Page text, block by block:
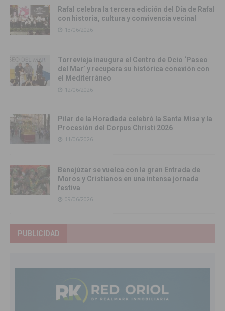
Rafal celebra la tercera edición del Día de Rafal
con historia, cultura y convivencia vecinal
13/06/2026
Torrevieja inaugura el Centro de Ocio ‘Paseo
del Mar’ y recupera su histórica conexión con
el Mediterráneo
12/06/2026
Pilar de la Horadada celebró la Santa Misa y la
Procesión del Corpus Christi 2026
11/06/2026
Benejúzar se vuelca con la gran Entrada de
Moros y Cristianos en una intensa jornada
festiva
09/06/2026
PUBLICIDAD